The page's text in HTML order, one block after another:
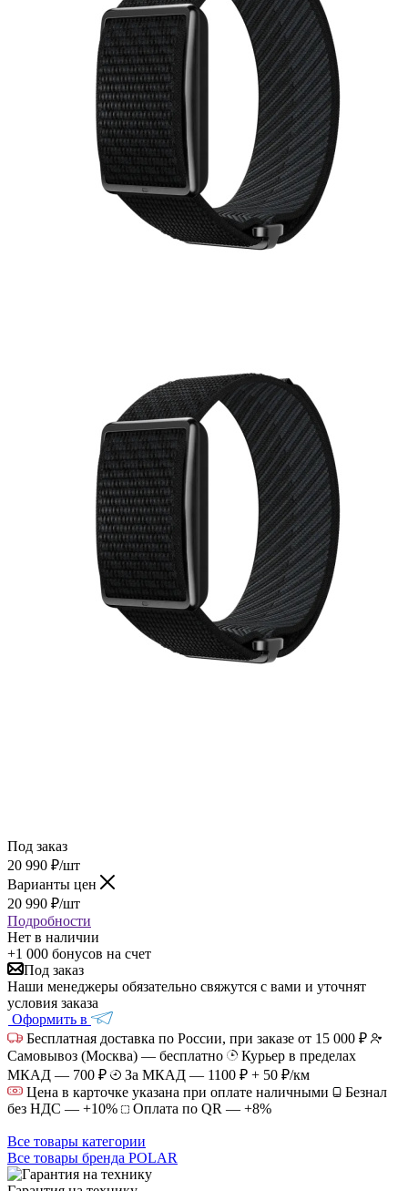
Под заказ
20 990 ₽/шт
Варианты цен
20 990 ₽/шт
Подробности
Нет в наличии
+1 000 бонусов на счет
Под заказ
Наши менеджеры обязательно свяжутся с вами и уточнят
условия заказа
Оформить в
Бесплатная доставка по России, при заказе от 15 000 ₽
Самовывоз (Москва) — бесплатно
Курьер в пределах
МКАД — 700 ₽
За МКАД — 1100 ₽ + 50 ₽/км
Цена в карточке указана при оплате наличными
Безнал
без НДС — +10%
Оплата по QR — +8%
Все товары категории
Все товары бренда POLAR